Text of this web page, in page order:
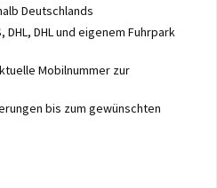
Deutschlands
DHL und eigenem Fuhrpark
Mobilnummer zur
bis zum gewünschten